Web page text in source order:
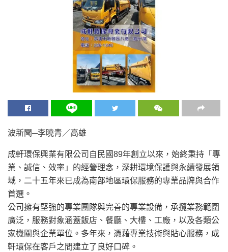
波新聞─李曉青／高雄
成軒環保興業有限公司自民國89年創立以來，始終秉持「專
業、誠信、效率」的經營理念，深耕環境保護與永續發展領
域，二十五年來已成為南部地區環保服務的專業品牌與合作
首選。
公司擁有堅強的專業團隊與完善的專業設備，承攬業務範圍
廣泛，服務對象涵蓋飯店、餐廳、大樓、工廠，以及各類公
家機關與企業單位。多年來，憑藉專業技術與貼心服務，成
軒環保在客戶之間建立了良好口碑。